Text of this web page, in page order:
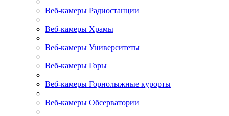
Веб-камеры Радиостанции
Веб-камеры Храмы
Веб-камеры Университеты
Веб-камеры Горы
Веб-камеры Горнолыжные курорты
Веб-камеры Обсерватории